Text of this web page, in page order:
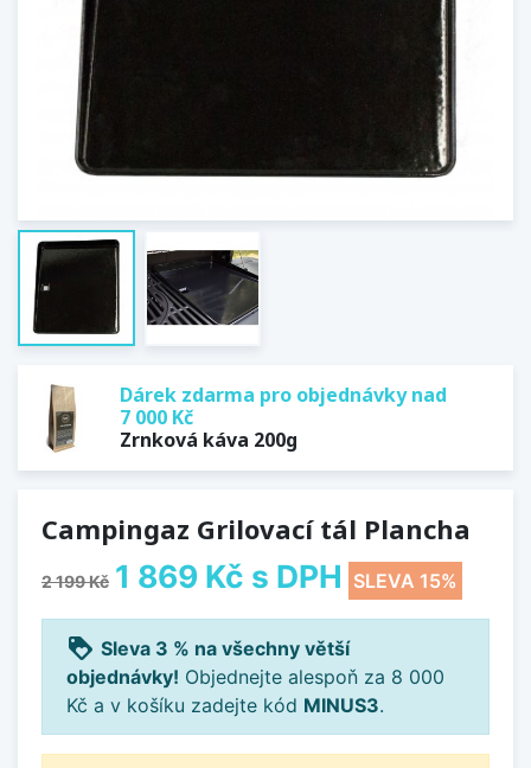
Dárek zdarma pro objednávky nad
7 000 Kč
Zrnková káva 200g
Campingaz Grilovací tál Plancha
2 199 Kč 1 869 Kč s DPH SLEVA 15%
loyalty Sleva 3 % na všechny větší
objednávky! Objednejte alespoň za 8 000
Kč a v košíku zadejte kód MINUS3.